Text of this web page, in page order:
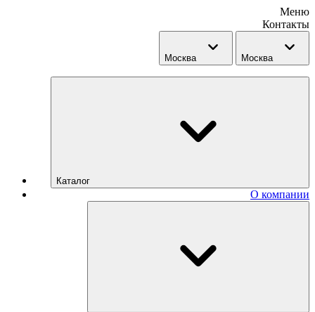
Меню
Контакты
Москва Москва
Каталог
О компании